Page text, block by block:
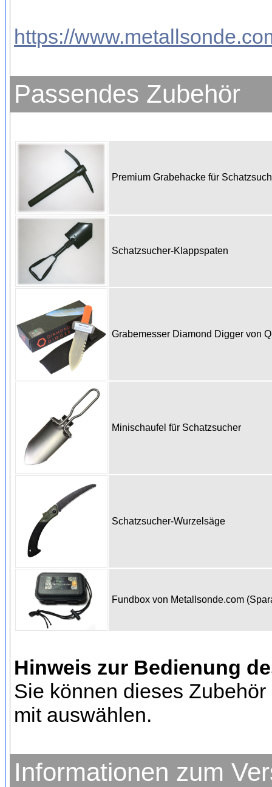
https://
Passendes Zubehör
Premium Grabehacke für
Schatzsucher-Klappspaten
Grabemesser Diamond Digger von
Minischaufel für Schatzsucher
Schatzsucher-Wurzelsäge
Fundbox von Metallsonde.com
Hinweis zur Bedienung
Sie können dieses
mit auswählen.
Informationen zum